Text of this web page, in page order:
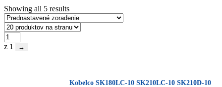
Showing all 5 results
z 1 →
Kobelco SK180LC-10 SK210LC-10 SK210D-10